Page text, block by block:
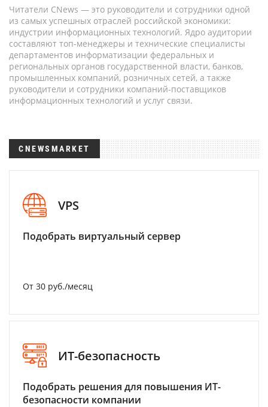
Читатели CNews — это руководители и сотрудники одной
из самых успешных отраслей российской экономики:
индустрии информационных технологий. Ядро аудитории
составляют топ-менеджеры и технические специалисты
департаментов информатизации федеральных и
региональных органов государственной власти, банков,
промышленных компаний, розничных сетей, а также
руководители и сотрудники компаний-поставщиков
информационных технологий и услуг связи.
CNEWSMARKET
VPS
Подобрать виртуальный сервер
От 30 руб./месяц
ИТ-безопасность
Подобрать решения для повышения ИТ-
безопасности компании